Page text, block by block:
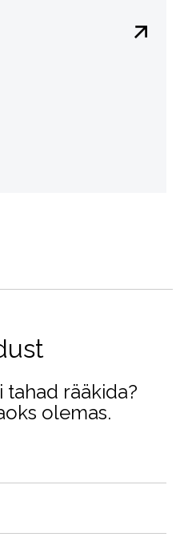
tahad rääkida?
olemas.